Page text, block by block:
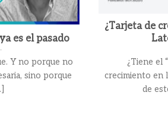
¿Tarjeta de
¿Tiene el
crecimiento en
de
es el pasado
Y no porque no
sino porque